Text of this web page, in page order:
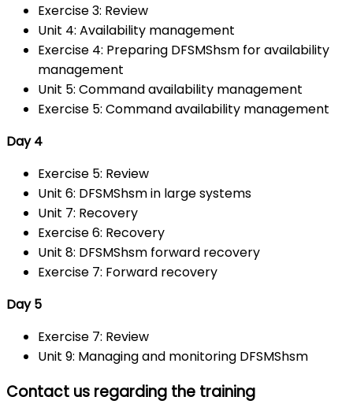
Exercise 3: Review
Unit 4: Availability management
Exercise 4: Preparing DFSMShsm for availability
management
Unit 5: Command availability management
Exercise 5: Command availability management
Day 4
Exercise 5: Review
Unit 6: DFSMShsm in large systems
Unit 7: Recovery
Exercise 6: Recovery
Unit 8: DFSMShsm forward recovery
Exercise 7: Forward recovery
Day 5
Exercise 7: Review
Unit 9: Managing and monitoring DFSMShsm
Contact us regarding the training